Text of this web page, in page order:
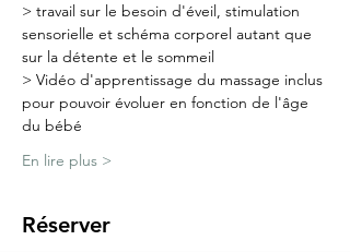
> travail sur le besoin d'éveil, stimulation
sensorielle et schéma corporel autant que
sur la détente et le sommeil
> Vidéo d'apprentissage du massage inclus
pour pouvoir évoluer en fonction de l'âge
du bébé
En lire plus >
Réserver